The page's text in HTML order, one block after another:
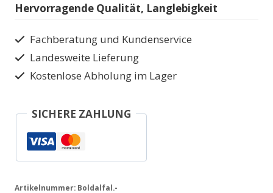
Seitenwand
Menge
Hervorragende Qualität, Langlebigkeit
Fachberatung und Kundenservice
Landesweite Lieferung
Kostenlose Abholung im Lager
SICHERE ZAHLUNG
Artikelnummer: Boldalfal.-